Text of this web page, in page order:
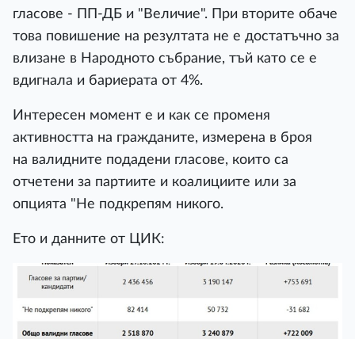
гласове - ПП-ДБ и "Величие". При вторите обаче
това повишение на резултата не е достатъчно за
влизане в Народното събрание, тъй като се е
вдигнала и бариерата от 4%.
Интересен момент е и как се променя
активността на гражданите, измерена в броя
на валидните подадени гласове, които са
отчетени за партиите и коалициите или за
опцията "Не подкрепям никого.
Ето и данните от ЦИК: